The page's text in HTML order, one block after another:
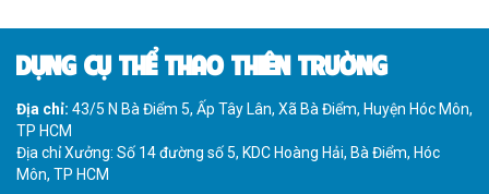
DỤNG CỤ THỂ THAO THIÊN TRƯỜNG
Địa chỉ: 43/5 N Bà Điểm 5, Ấp Tây Lân, Xã Bà Điểm, Huyện Hóc Môn,
TP HCM
Địa chỉ Xưởng: Số 14 đường số 5, KDC Hoàng Hải, Bà Điểm, Hóc
Môn, TP HCM